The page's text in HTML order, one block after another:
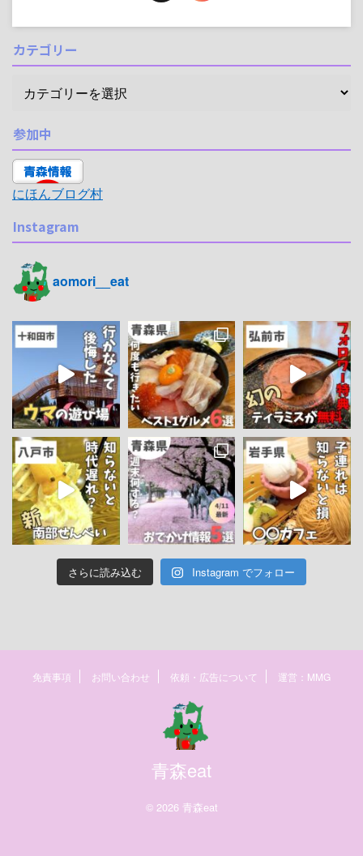
カテゴリー
参加中
にほんブログ村
Instagram
aomori__eat
さらに読み込む Instagram でフォロー
免責事項 お問い合わせ 依頼・広告について 運営：MMG
青森eat
© 2026 青森eat